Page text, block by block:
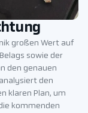
großen Wert auf
sowie der
den genauen
den
klaren Plan, um
kommenden